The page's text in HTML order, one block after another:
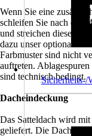
Wenn Sie eine
schleifen Sie nach der
und streichen diese mit
dazu unser optionales
Farbmuster sind nicht
auftreten.
sind technisch bedingt.
Dacheindeckung
Das Satteldach wird
geliefert. Die
Sicherheits-/